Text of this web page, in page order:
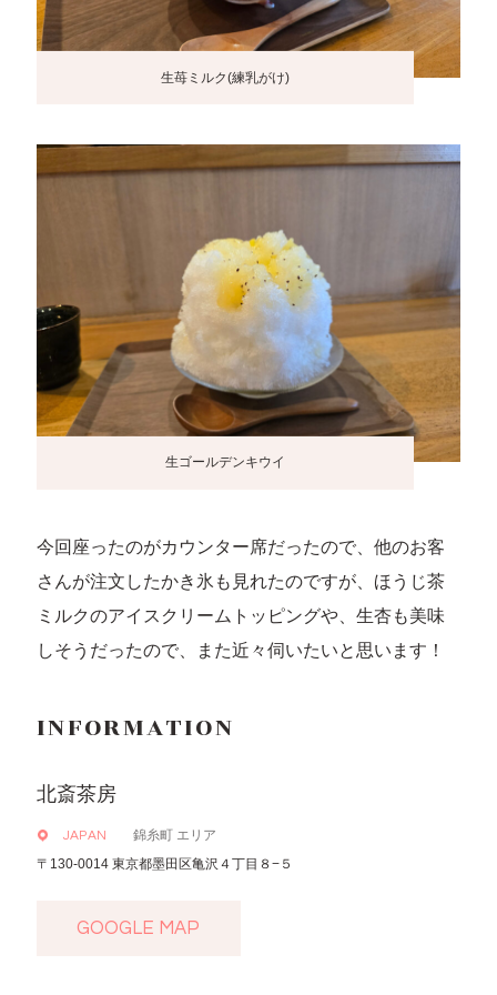
生苺ミルク(練乳がけ)
生ゴールデンキウイ
今回座ったのがカウンター席だったので、他のお客
さんが注文したかき氷も見れたのですが、ほうじ茶
ミルクのアイスクリームトッピングや、生杏も美味
しそうだったので、また近々伺いたいと思います！
INFORMATION
北斎茶房
JAPAN
錦糸町 エリア
〒130-0014 東京都墨田区亀沢４丁目８−５
GOOGLE MAP
GOOGLE MAP